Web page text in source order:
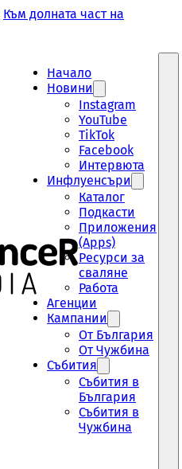
Към долната част на
Начало
Новини
Instagram
YouTube
TikTok
Facebook
Интервюта
Инфлуенсъри
Каталог
Подкасти
Приложения
(Apps)
Ресурси за
сваляне
Работа
Aгенции
Кампании
От България
От Чужбина
Събития
Събития в
България
Събития в
Чужбина